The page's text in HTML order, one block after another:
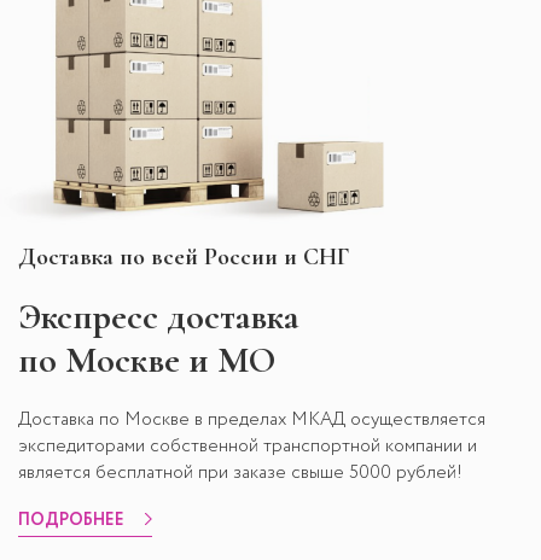
Доставка по всей России и СНГ
Экспресс доставка
по Москве и МО
Доставка по Москве в пределах МКАД осуществляется
экспедиторами собственной транспортной компании и
является бесплатной при заказе свыше 5000 рублей!
ПОДРОБНЕЕ